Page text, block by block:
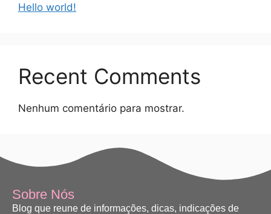
Hello world!
Recent Comments
Nenhum comentário para mostrar.
Sobre Nós
Blog que reune de informações, dicas, indicações de